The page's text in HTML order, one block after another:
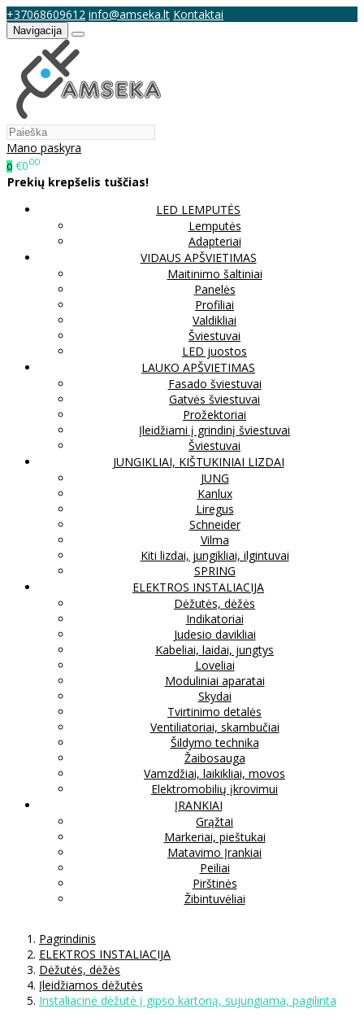
+37068609612 info@amseka.lt Kontaktai
Navigacija
Mano paskyra
0 €000
Prekių krepšelis tuščias!
LED LEMPUTĖS
Lemputės
Adapteriai
VIDAUS APŠVIETIMAS
Maitinimo šaltiniai
Panelės
Profiliai
Valdikliai
Šviestuvai
LED juostos
LAUKO APŠVIETIMAS
Fasado šviestuvai
Gatvės šviestuvai
Prožektoriai
Įleidžiami į grindinį šviestuvai
Šviestuvai
JUNGIKLIAI, KIŠTUKINIAI LIZDAI
JUNG
Kanlux
Liregus
Schneider
Vilma
Kiti lizdai, jungikliai, ilgintuvai
SPRING
ELEKTROS INSTALIACIJA
Dėžutės, dėžės
Indikatoriai
Judesio davikliai
Kabeliai, laidai, jungtys
Loveliai
Moduliniai aparatai
Skydai
Tvirtinimo detalės
Ventiliatoriai, skambučiai
Šildymo technika
Žaibosauga
Vamzdžiai, laikikliai, movos
Elektromobilių įkrovimui
ĮRANKIAI
Grąžtai
Markeriai, pieštukai
Matavimo Įrankiai
Peiliai
Pirštinės
Žibintuvėliai
Pagrindinis
ELEKTROS INSTALIACIJA
Dėžutės, dėžės
Įleidžiamos dėžutės
Instaliacinė dėžutė į gipso kartoną, sujungiama, pagilinta